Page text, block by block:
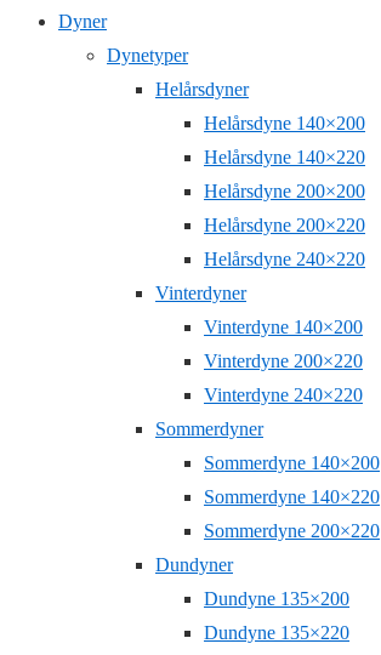
Dyner
Dynetyper
Helårsdyner
Helårsdyne 140×200
Helårsdyne 140×220
Helårsdyne 200×200
Helårsdyne 200×220
Helårsdyne 240×220
Vinterdyner
Vinterdyne 140×200
Vinterdyne 200×220
Vinterdyne 240×220
Sommerdyner
Sommerdyne 140×200
Sommerdyne 140×220
Sommerdyne 200×220
Dundyner
Dundyne 135×200
Dundyne 135×220